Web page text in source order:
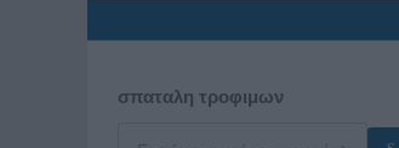
σπαταλη τροφιμων